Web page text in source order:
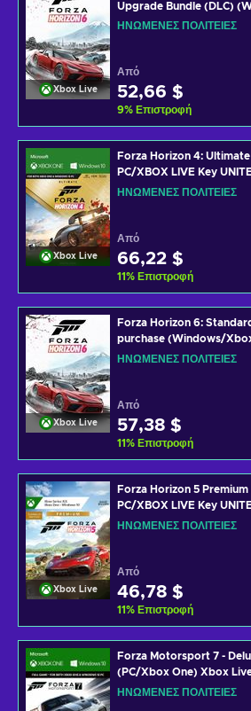
Xbox Live
Upgrade Bundle (DLC)
Series X|S) XBOX LIVE
ΗΝΩΜΈΝΕΣ ΠΟΛΙΤΕΊΕΣ
Από
52,66 $
9% Επιστροφή
Xbox Live
Forza Horizon 4:
PC/XBOX LIVE Key
ΗΝΩΜΈΝΕΣ ΠΟΛΙΤΕΊΕΣ
Από
66,22 $
11% Επιστροφή
Xbox Live
Forza Horizon 6:
purchase (Windows/
XBOX LIVE Key UNITED
ΗΝΩΜΈΝΕΣ ΠΟΛΙΤΕΊΕΣ
Από
57,38 $
11% Επιστροφή
Xbox Live
Forza Horizon 5
PC/XBOX LIVE Key
ΗΝΩΜΈΝΕΣ ΠΟΛΙΤΕΊΕΣ
Από
46,78 $
11% Επιστροφή
Forza Motorsport 7 -
(PC/Xbox One) Xbox
STATES
ΗΝΩΜΈΝΕΣ ΠΟΛΙΤΕΊΕΣ